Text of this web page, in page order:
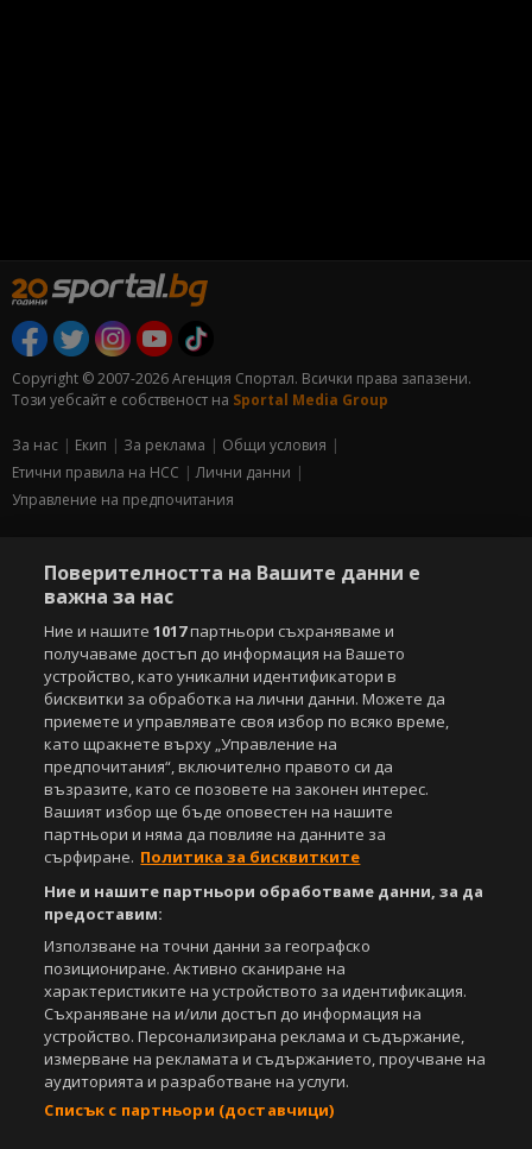
Copyright © 2007-2026 Агенция Спортал. Всички права запазени.
Този уебсайт е собственост на Sportal Media Group
За нас Екип За рекламa
Общи условия
Етични правила на НСС
Лични данни
Управление на предпочитания
под закрила на Закона за авторското право и сродните му права.
Всички статии, репортажи, интервюта и други текстови, графични и
видео материали, публикувани в сайта, са собственост на Агенция
Спортал, освен ако изрично е посочено друго. Допуска се
публикуване на текстови материали само след писмено съгласие на
Агенция Спортал, посочване на източника и добавяне на линк към
www.sportal.bg. Използването на графични и видео материали,
публикувани в сайта, е строго забранено. Нарушителите ще бъдат
санкционирани с цялата строгост на закона.
Свали БЕЗПЛАТНОТО приложение за:
Android
Powered by:
Поверителността на Вашите данни е
важна за нас
Ние и нашите1017партньори съхраняваме и
получаваме достъп до информация на Вашето
устройство, като уникални идентификатори в
бисквитки за обработка на лични данни. Можете да
приемете и управлявате своя избор по всяко време,
като щракнете върху „Управление на
предпочитания“, включително правото си да
възразите, като се позовете на законен интерес.
Вашият избор ще бъде оповестен на нашите
партньори и няма да повлияе на данните за
сърфиране. Политика за бисквитките
Ние и нашите партньори обработваме данни, за да
предоставим:
Използване на точни данни за географско
позициониране. Активно сканиране на
характеристиките на устройството за идентификация.
Съхраняване на и/или достъп до информация на
устройство. Персонализирана реклама и съдържание,
измерване на рекламата и съдържанието, проучване на
аудиторията и разработване на услуги.
Списък с партньори (доставчици)